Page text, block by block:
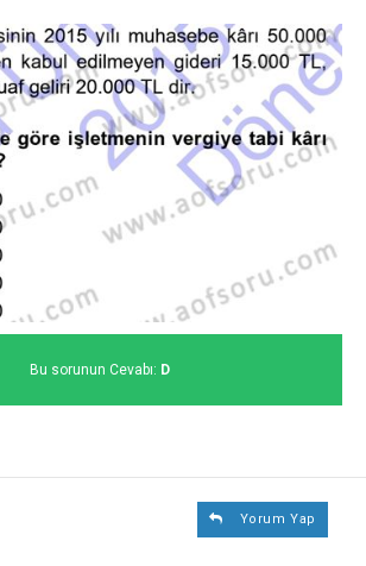
Bu sorunun Cevabı: D
Yorum Yap